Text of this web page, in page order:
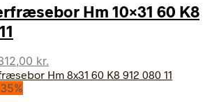
kr..331,50 kr..Hm 10×31 60 K8
pris
kr.
aktuelle